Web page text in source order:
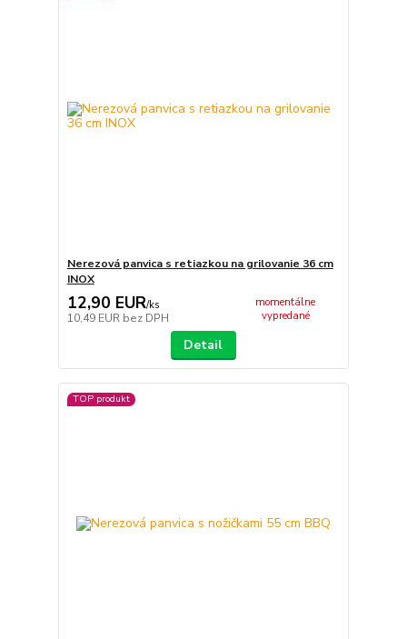
Nerezová panvica s retiazkou na grilovanie 36 cm
INOX
12,90 EUR/ks
10,49 EUR bez DPH
momentálne
vypredané
Detail
TOP produkt